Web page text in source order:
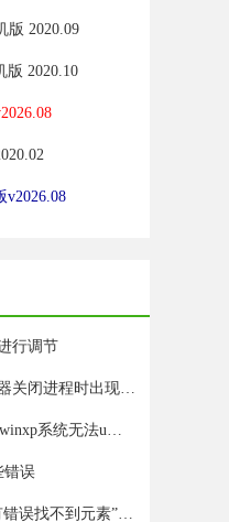
版 2020.09
版 2020.10
v2026.08
行调节
技术员演示win10系统任务管理器关闭进程时出现未响应的方法
惠普k455L台式机win7系统改装winxp系统无法u盘启动
错误
win10系统打开网页提示“网页有错误找不到元素”的技巧介绍